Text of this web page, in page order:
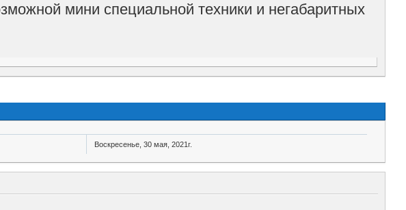
мини специальной техники и негабаритных
Воскресенье, 30 мая, 2021г.